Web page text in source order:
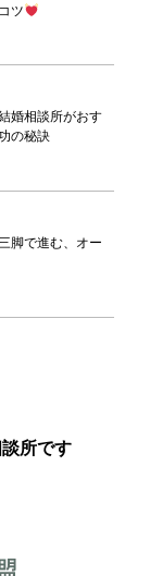
ツ
婚相談所がおす
の秘訣
脚で進む、オー
所です